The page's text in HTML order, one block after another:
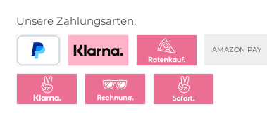
Unsere Zahlungsarten:
AMAZON PAY
PayPal Bezahlen mit KlarnaKlarna Ratenkauf